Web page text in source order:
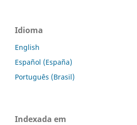
Idioma
English
Español (España)
Português (Brasil)
Indexada em